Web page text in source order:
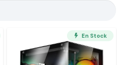
En Stock